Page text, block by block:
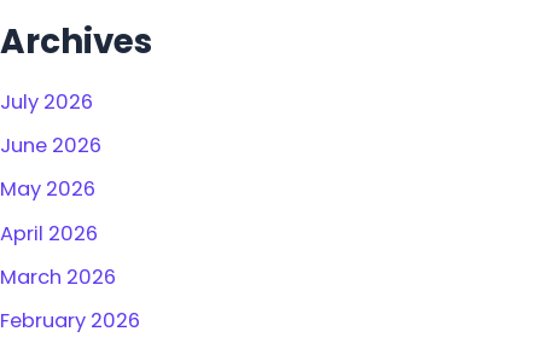
Archives
July 2026
June 2026
May 2026
April 2026
March 2026
February 2026